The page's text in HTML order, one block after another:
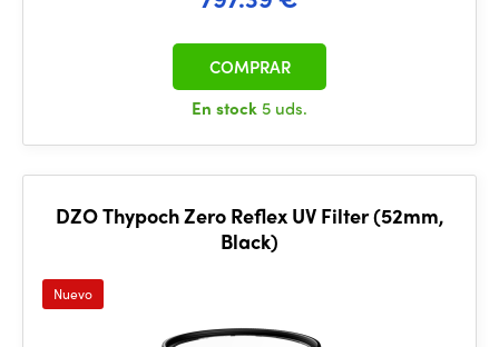
En stock 5 uds.
COMPRAR
DZO Thypoch Zero Reflex UV Filter (52mm,
Black)
Nuevo